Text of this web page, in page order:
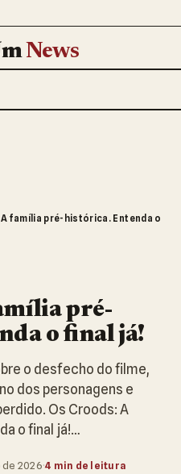
News
família pré-histórica. Entenda o
pré-
o final já!
o desfecho do filme,
dos personagens e
Os Croods: A
o final já!…
de 2026·4 min de leitura